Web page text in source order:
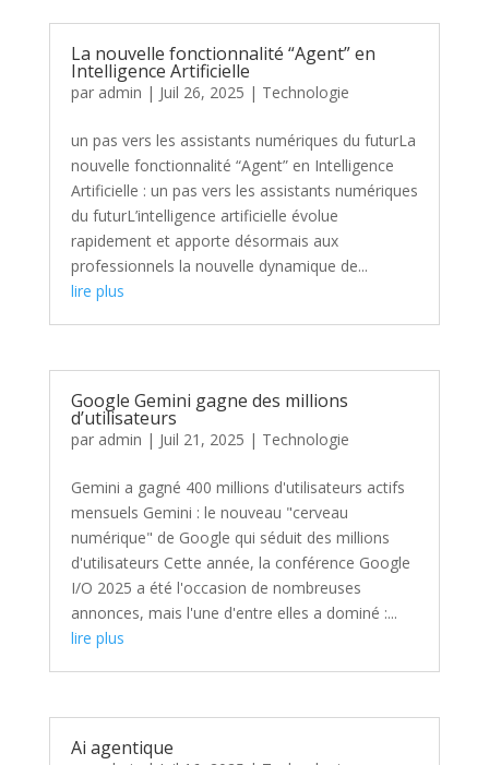
La nouvelle fonctionnalité “Agent” en
Intelligence Artificielle
par admin | Juil 26, 2025 | Technologie
un pas vers les assistants numériques du futurLa
nouvelle fonctionnalité “Agent” en Intelligence
Artificielle : un pas vers les assistants numériques
du futurL’intelligence artificielle évolue
rapidement et apporte désormais aux
professionnels la nouvelle dynamique de...
lire plus
Google Gemini gagne des millions
d’utilisateurs
par admin | Juil 21, 2025 | Technologie
Gemini a gagné 400 millions d'utilisateurs actifs
mensuels Gemini : le nouveau "cerveau
numérique" de Google qui séduit des millions
d'utilisateurs Cette année, la conférence Google
I/O 2025 a été l'occasion de nombreuses
annonces, mais l'une d'entre elles a dominé :...
lire plus
Ai agentique